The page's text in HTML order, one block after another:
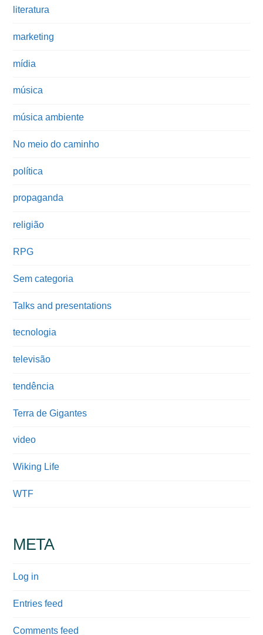
literatura
marketing
mídia
música
música ambiente
No meio do caminho
política
propaganda
religião
RPG
Sem categoria
Talks and presentations
tecnologia
televisão
tendência
Terra de Gigantes
video
Wiking Life
WTF
META
Log in
Entries feed
Comments feed